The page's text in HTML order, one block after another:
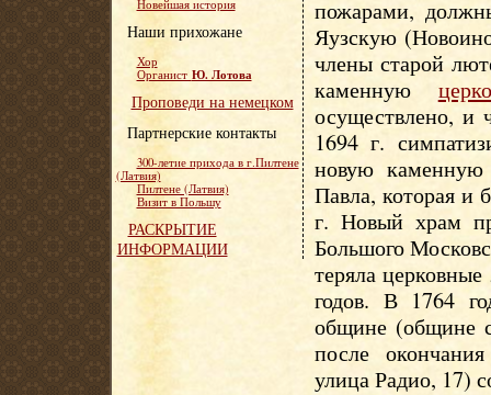
пожарами,
Яузскую
члены старой
каменную
осуществлено, и
1694 г.
новую
Павла, которая и
г. Новый храм
Большого
теряла
годов. В 1764
общине (общине
после
улица Радио, 17)
Новейшая история
Наши прихожане
Хор
Органист Ю. Лотова
Проповеди на немецком
Партнерские контакты
300-летие прихода в г.Пилтене
(Латвия)
Пилтене (Латвия)
Визит в Польшу
РАСКРЫТИЕ
ИНФОРМАЦИИ